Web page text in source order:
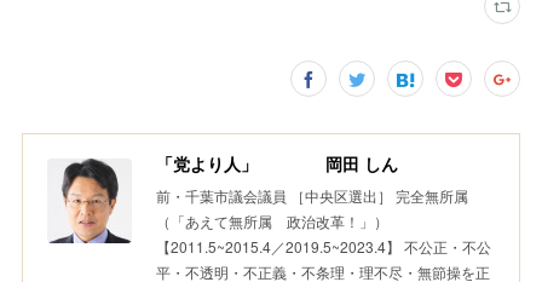
「党より人」 岡田 しん
前・千葉市議会議員 ［中央区選出］ 完全無所属
（「あえて無所属 政治改革！」）
【2011.5~2015.4／2019.5~2023.4】 不公正・不公
平・不透明・不正義・不条理・理不尽・無節操を正